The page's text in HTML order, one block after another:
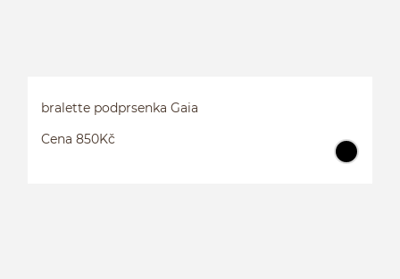
bralette podprsenka Gaia
Cena 850Kč